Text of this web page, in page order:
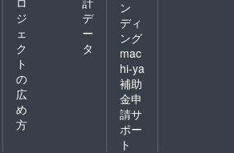
ジ
ェ
ク
ト
の
広
め
方
デ
ー
タ
ン
ディ
ング
mac
hi-ya
補助
金申
請サ
ポー
ト